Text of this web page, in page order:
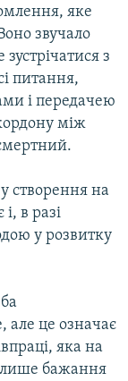
яке
звучало
з
питання,
і передачею
між
створення на
в разі
у розвитку
але це означає
яка на
лише бажання